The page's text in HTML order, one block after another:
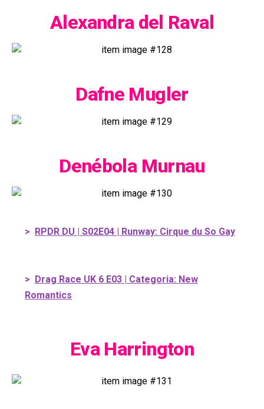
Alexandra del Raval
Dafne Mugler
Denébola Murnau
> RPDR DU | S02E04 | Runway: Cirque du So Gay
> Drag Race UK 6 E03 | Categoria: New
Romantics
Eva Harrington